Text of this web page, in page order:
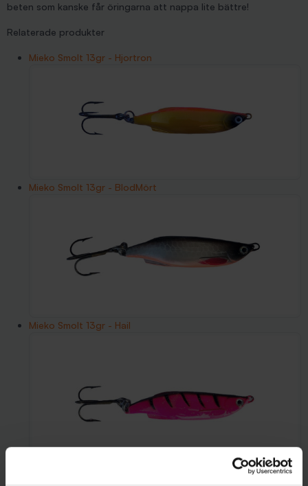
beten som kanske får öringarna att nappa lite bättre!
Relaterade produkter
Mieko Smolt 13gr - Hjortron
Mieko Smolt 13gr - BlodMört
Mieko Smolt 13gr - Hail